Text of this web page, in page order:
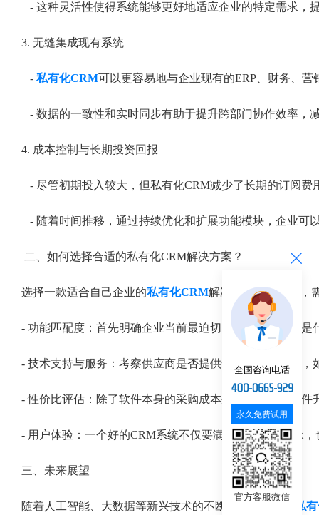
- 这种灵活性使得系统能够更好地适应企业的特定需求，
3. 无缝集成现有系统
- 私有化CRM可以更容易地与企业现有的ERP、财务、
- 数据的一致性和实时同步有助于提升跨部门协作效率，
4. 成本控制与长期投资回报
- 尽管初期投入较大，但私有化CRM减少了长期的订阅
- 随着时间推移，通过持续优化和扩展功能模块，企业可
二、如何选择合适的私有化CRM解决方案？
选择一款适合自己企业的私有化CRM解决方案并非易事，
- 功能匹配度：首先明确企业当前最迫切需要解决的问题
- 技术支持与服务：考察供应商是否提供全面的技术支持
- 性价比评估：除了软件本身的采购成本外，还需考虑硬
- 用户体验：一个好的CRM系统不仅要满足管理层的需求
三、未来展望
随着人工智能、大数据等新兴技术的不断进步，未来的
私
全国咨询电话
永久免费试用
官方客服微信